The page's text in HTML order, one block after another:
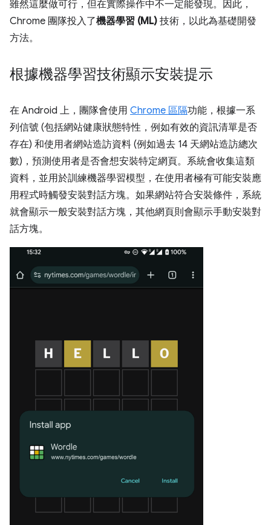
雖然這麼做可行，但在實際操作中不一定能發現。因此，
Chrome 團隊投入了機器學習 (ML) 技術，以此為基礎開發
方法。
根據機器學習技術顯示安裝提示
在 Android 上，團隊會使用 Chrome 區隔功能，根據一系
列信號 (包括網站健康狀態特性，例如有效的資訊清單是否
存在) 和使用者網站造訪資料 (例如過去 14 天網站造訪總次
數)，預測使用者是否會想安裝特定網頁。系統會收集這類
資料，並用於訓練機器學習模型，在使用者極有可能安裝應
用程式時觸發安裝對話方塊。如果網站符合安裝條件，系統
就會顯示一般安裝對話方塊，其他網頁則會顯示手動安裝對
話方塊。